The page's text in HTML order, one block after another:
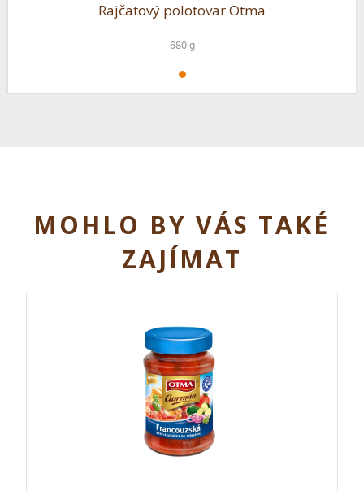
Rajčatový polotovar Otma
680 g
MOHLO BY VÁS TAKÉ
ZAJÍMAT